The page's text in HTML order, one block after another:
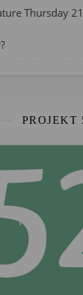
Thursday
PROJEKT